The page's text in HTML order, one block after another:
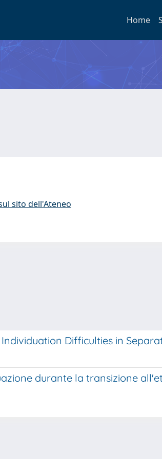
Home
sito dell'Ateneo
Difficulties in
durante la transizione